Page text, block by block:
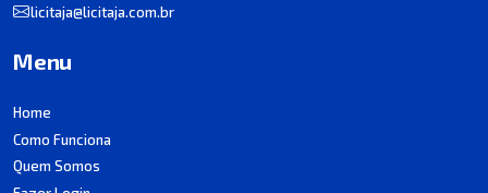
licitaja@licitaja.com.br
Menu
Home
Como Funciona
Quem Somos